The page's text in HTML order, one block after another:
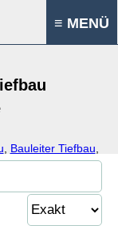
≡ MENÜ
Bauleiter Tiefbau